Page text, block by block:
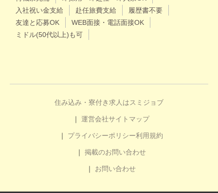
入社祝い金支給
赴任旅費支給
履歴書不要
友達と応募OK
WEB面接・電話面接OK
ミドル(50代以上)も可
住み込み・寮付き求人はスミジョブ
運営会社サイトマップ
プライバシーポリシー利用規約
掲載のお問い合わせ
お問い合わせ